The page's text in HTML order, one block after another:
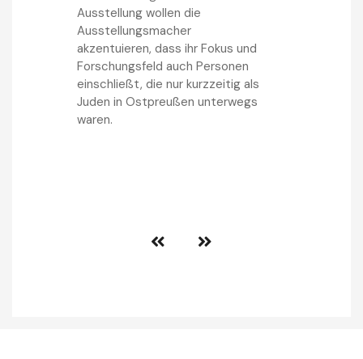
Ausstellung wollen die
Ausstellungsmacher
akzentuieren, dass ihr Fokus und
Forschungsfeld auch Personen
einschließt, die nur kurzzeitig als
Juden in Ostpreußen unterwegs
waren.